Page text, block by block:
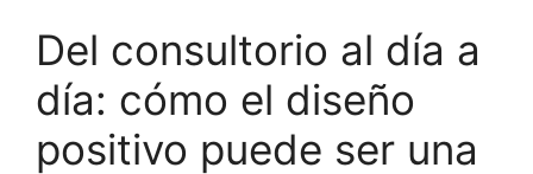
Del consultorio al día a
día: cómo el diseño
positivo puede ser una